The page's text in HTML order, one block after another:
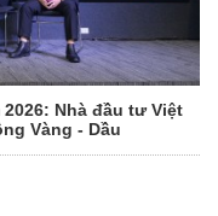
Nhà đầu tư Việt
Vàng - Dầu